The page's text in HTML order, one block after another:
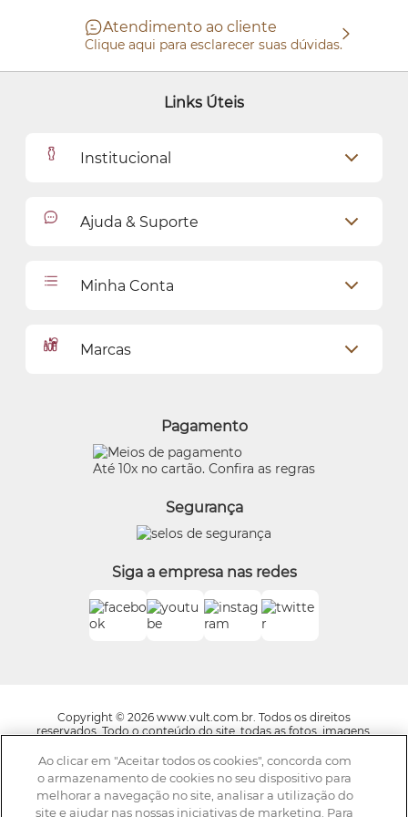
Atendimento ao cliente
Clique aqui para esclarecer suas dúvidas.
Links Úteis
Institucional
Como Comprar
Ajuda & Suporte
Seja uma revendedora
Pagamentos
Política de Privacidade
Preferências de Cookies
Termos de Uso
Trocas e Devoluções
Minha Conta
Meus endereços
Marcas
Quem Disse, Berenice?
Beleza na Web
Boticário Internacional
Pagamento
Até 10x no cartão. Confira as regras
Segurança
Siga a empresa nas redes
Copyright © 2026 www.vult.com.br. Todos os direitos
reservados. Todo o conteúdo do site, todas as fotos, imagens,
layout, trade dress, aqui veiculados são de propriedade exclusiva
da Boticário Produto de Beleza Ltda. É vedada qualquer
reprodução, total ou parcial, de qualquer elemento de
identidade, sem expressa autorização. A violação de qualquer
direito mencionado implicará na responsabilização cível e
Ao clicar em "Aceitar todos os cookies", concorda com
o armazenamento de cookies no seu dispositivo para
melhorar a navegação no site, analisar a utilização do
site e ajudar nas nossas iniciativas de marketing. Para